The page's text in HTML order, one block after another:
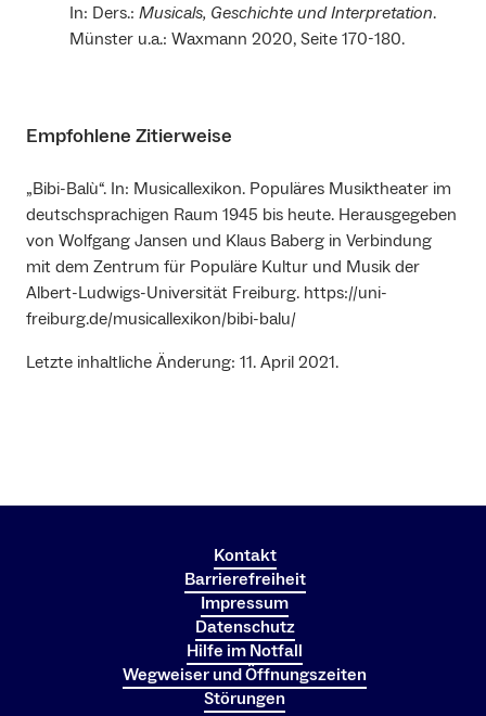
In: Ders.: Musicals, Geschichte und Interpretation.
Münster u.a.: Waxmann 2020, Seite 170-180.
Empfohlene Zitierweise
„Bibi-Balù“. In: Musicallexikon. Populäres Musiktheater im
deutschsprachigen Raum 1945 bis heute. Herausgegeben
von Wolfgang Jansen und Klaus Baberg in Verbindung
mit dem Zentrum für Populäre Kultur und Musik der
Albert-Ludwigs-Universität Freiburg. https://uni-
freiburg.de/musicallexikon/bibi-balu/
Letzte inhaltliche Änderung: 11. April 2021.
Kontakt
Barrierefreiheit
Impressum
Datenschutz
Hilfe im Notfall
Wegweiser und Öffnungszeiten
Störungen